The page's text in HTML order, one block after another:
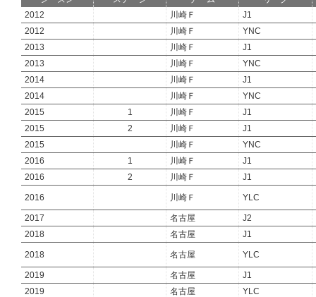
2012
川崎Ｆ
J1
2012
川崎Ｆ
YNC
2013
川崎Ｆ
J1
2013
川崎Ｆ
YNC
2014
川崎Ｆ
J1
2014
川崎Ｆ
YNC
2015
1 川崎Ｆ
J1
2015
2 川崎Ｆ
J1
2015
川崎Ｆ
YNC
2016
1 川崎Ｆ
J1
2016
2 川崎Ｆ J1
2016 川崎Ｆ YLC
2017 名古屋
J2
2018
名古屋 J1
2018 名古屋 YLC
2019 名古屋
J1
2019
名古屋 YLC